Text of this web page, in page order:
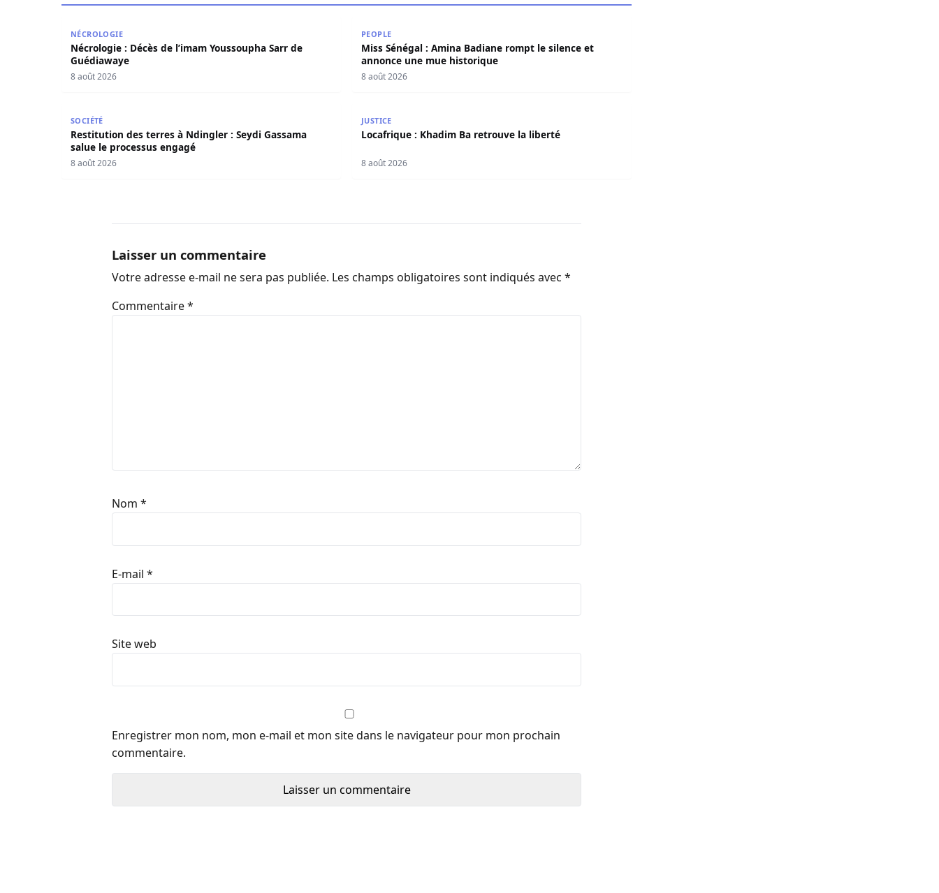
NÉCROLOGIE
Nécrologie : Décès de l’imam Youssoupha Sarr de
Guédiawaye
8 août 2026
PEOPLE
Miss Sénégal : Amina Badiane rompt le silence et
annonce une mue historique
8 août 2026
SOCIÉTÉ
Restitution des terres à Ndingler : Seydi Gassama
salue le processus engagé
8 août 2026
JUSTICE
Locafrique : Khadim Ba retrouve la liberté
8 août 2026
Laisser un commentaire
Votre adresse e-mail ne sera pas publiée. Les champs obligatoires sont indiqués avec *
Commentaire*
Nom *
E-mail *
Site web
Enregistrer mon nom, mon e-mail et mon site dans le navigateur pour mon prochain
commentaire.